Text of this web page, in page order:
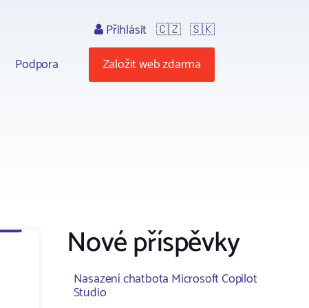
Podpora
Přihlásit 🇨🇿 🇸🇰
Založit web zdarma
Nové příspěvky
Nasazení chatbota Microsoft Copilot
Studio